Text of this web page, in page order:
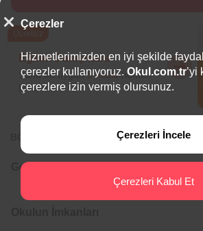
Eğitim Danışmanı
Sana en uygun5 okuluhemen
bulalım.
BÖLGEDE ÖNE ÇIKAN OKULLAR
Genel Bilgiler
Çerezler
Hizmetlerimizden en iyi şekilde
çerezler kullanıyoruz. Okul.com.tr’yi
çerezlere izin vermiş olursunuz.
Çerezleri İncele
Çerezleri Kabul Et